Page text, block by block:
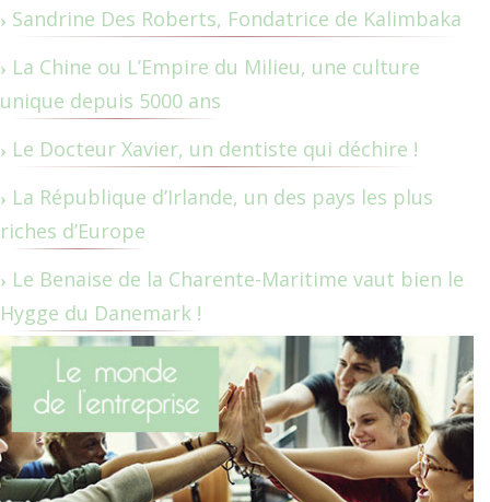
Sandrine Des Roberts, Fondatrice de Kalimbaka
La Chine ou L’Empire du Milieu, une culture
unique depuis 5000 ans
Le Docteur Xavier, un dentiste qui déchire !
La République d’Irlande, un des pays les plus
riches d’Europe
Le Benaise de la Charente-Maritime vaut bien le
Hygge du Danemark !